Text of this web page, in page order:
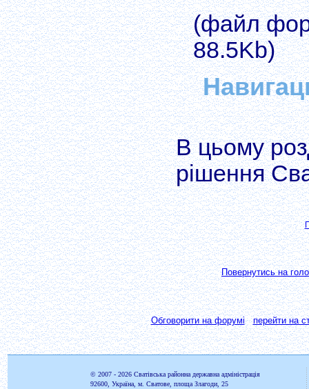
(файл
88.5Kb)
В цьому
рішення
Повернутись на
Обговорити на форумі перейти на
© 2007 - 2026 Сватівська районна державна адміністрація
92600, Україна, м. Сватове, площа Злагоди, 25